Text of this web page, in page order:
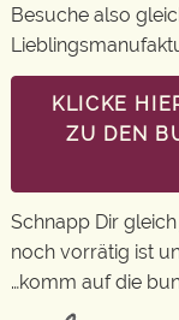
Besuche also
KLICKE
ZU DEN
Schnapp Dir
noch vorrätig ist
…komm auf die